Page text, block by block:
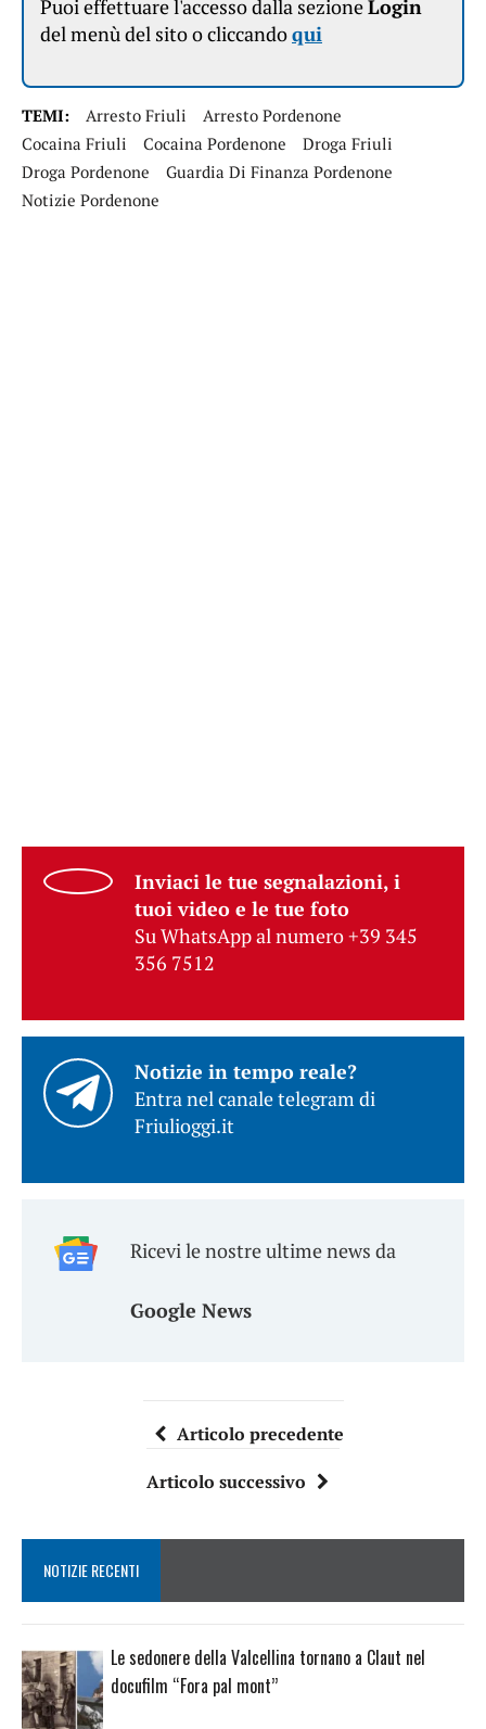
Puoi effettuare l'accesso dalla sezioneLogin
del menù del sito o cliccandoqui
TEMI: Arresto Friuli
Arresto Pordenone
Cocaina Friuli
Cocaina Pordenone
Droga Friuli
Droga Pordenone
Guardia Di Finanza Pordenone
Notizie Pordenone
Inviaci le tue segnalazioni, i
tuoi video e le tue foto
Su WhatsApp al numero +39 345
356 7512
Notizie in tempo reale?
Entra nel canale telegram di
Friulioggi.it
Ricevi le nostre ultime news da
Google News
Articolo precedente
Articolo successivo
NOTIZIE RECENTI
Le sedonere della Valcellina tornano a Claut nel
docufilm “Fora pal mont”